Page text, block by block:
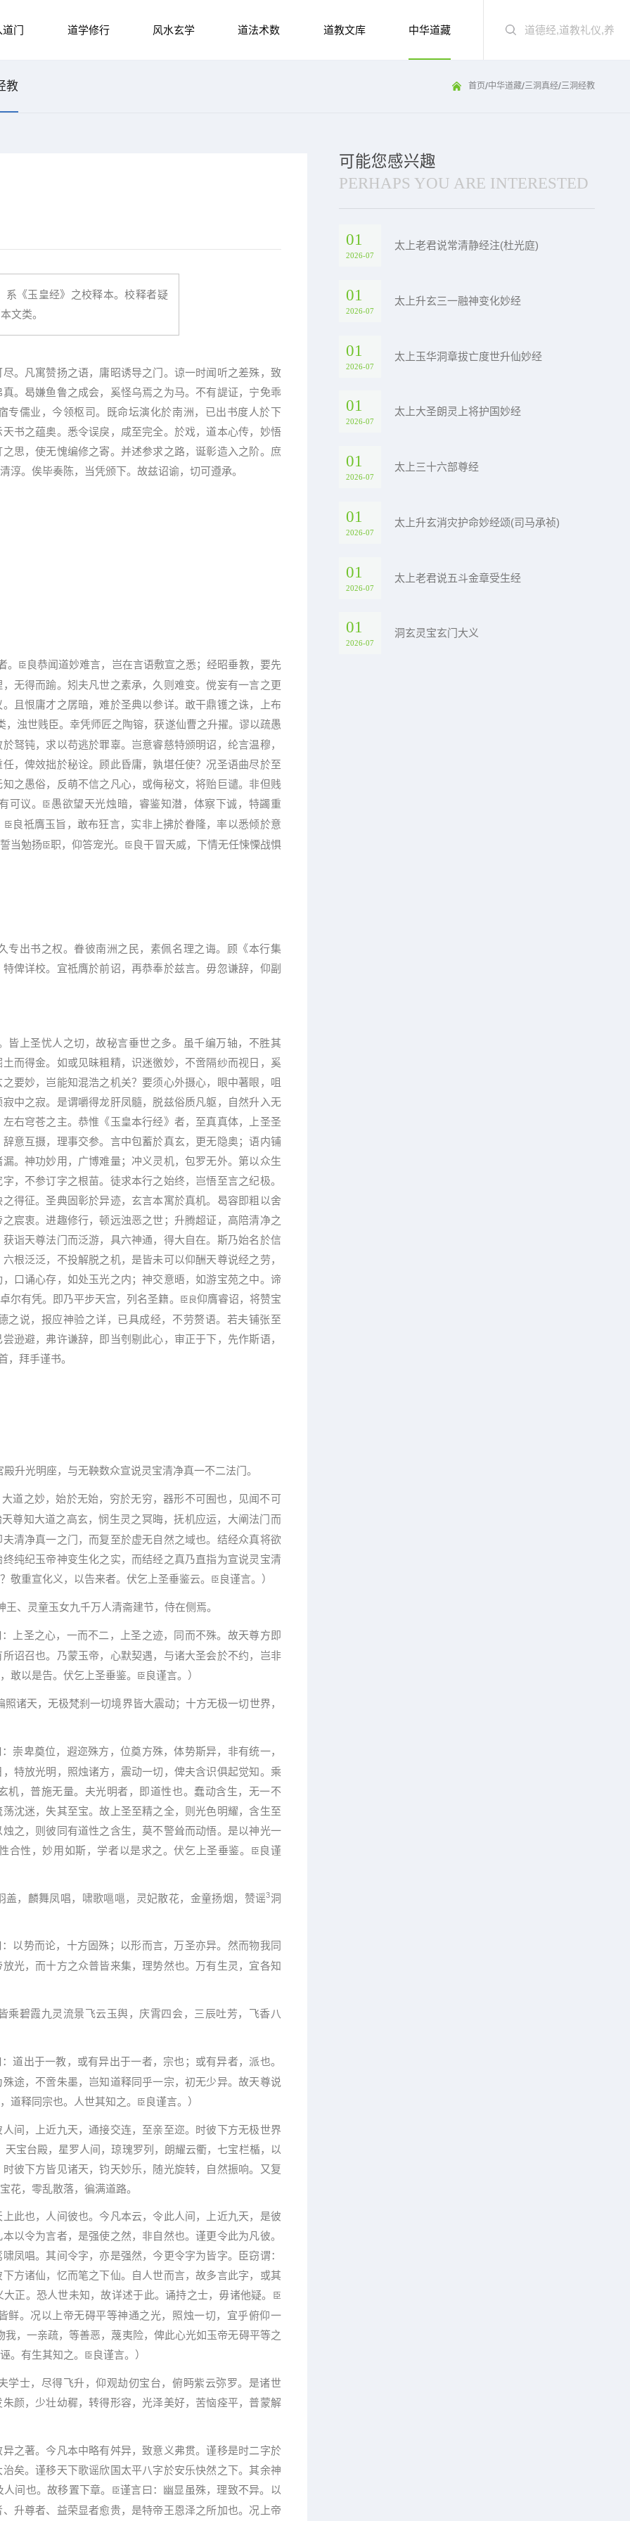
门 道学修行 风水玄学 道法术数 道教文库 中华道藏
教 首页/中华道藏/三洞真经/三洞经教
系《玉皇经》之校释本。校释者疑
文类。
。凡寓赞扬之语，庸昭诱导之门。谅一时闻听之差殊，致
。曷嫌鱼鲁之成会，奚怪乌焉之为马。不有諟证，宁免乖
专儒业，今领枢司。既命坛演化於南洲，已出书度人於下
书之蕴奥。悉令误戾，咸至完全。於戏，道本心传，妙悟
思，使无愧编修之寄。并述参求之路，诞彰造入之阶。庶
。俟毕奏陈，当凭颁下。故兹诏谕，切可遵承。
。 臣 良恭闻道妙难言，岂在言语敷宣之悉；经昭垂教，要先
无得而踰。矧夫凡世之素承，久则难变。傥妄有一言之更
且恨庸才之孱暗，难於圣典以参详。敢干鼎镬之诛，上布
，浊世贱臣。幸凭师匠之陶镕，获遂仙曹之升擢。谬以疏愚
驽钝，求以苟逃於罪辜。岂意睿慈特颁明诏，纶言温穆，
，俾效拙於秘诠。顾此昏庸，孰堪任使？况圣语曲尽於至
之愚俗，反萌不信之凡心，或侮秘文，将贻巨谴。非但贱
可议。
臣 愚欲望天光烛暗，睿鉴知潜，体察下诚，特蠲重
臣 良祗膺玉旨，敢布狂言，实非上拂於眷隆，率以悉倾於意
当勉扬 臣职，仰答宠光。 臣 良干冒天威，下情无任悚慄战惧
专出书之权。眷彼南洲之民，素佩名理之诲。顾《本行集
俾详校。宜祗膺於前诏，再恭奉於兹言。毋忽谦辞，仰副
皆上圣忧人之切，故秘言垂世之多。虽千编万轴，不胜其
而得金。如或见昧粗精，识迷徼妙，不啻隔纱而视日，奚
要妙，岂能知混浩之机关？要须心外摄心，眼中著眼，咀
中之寂。是谓嚼得龙肝凤髓，脱兹俗质凡躯，自然升入无
右穹苍之主。恭惟《玉皇本行经》者，至真真体，上圣圣
意互摄，理事交参。言中包蓄於真玄，更无隐奥；语内铺
。神功妙用，广博难量；冲义灵机，包罗无外。第以众生
，不参订字之根苗。徒求本行之始终，岂悟至言之纪极。
得征。圣典固彰於异迹，玄言本寓於真机。曷容即粗以舍
宸衷。进趣修行，顿远浊恶之世；升腾超证，高陪清净之
诣天尊法门而泛游，具六神通，得大自在。斯乃始名於信
根泛泛，不投解脱之机，是皆未可以仰酬天尊说经之劳，
口诵心存，如处玉光之内；神交意晤，如游宝苑之中。谛
尔有凭。即乃平步天宫，列名圣籍。
臣良仰膺睿诏，将赞宝
说，报应神验之详，已具成经，不劳赘语。若夫铺张至
逊避，弗许谦辞，即当刳剔此心，审正于下，先作斯语，
，拜手谨书。
升光明座，与无鞅数众宣说灵宝清净真一不二法门。
道之妙，始於无始，穷於无穷，器形不可囿也，见闻不可
尊知大道之高玄，悯生灵之冥晦，抚机应运，大阐法门而
清净真一之门，而复至於虚无自然之域也。结经众真将欲
纯纪玉帝神变生化之实，而结经之真乃直指为宣说灵宝清
敬重宣化义，以告来者。伏乞上圣垂鉴云。
臣 良谨言。）
王、灵童玉女九千万人清斋建节，侍在侧焉。
上圣之心，一而不二，上圣之迹，同而不殊。故天尊方即
诏召也。乃蒙玉帝，心默契遇，与诸大圣会於不约，岂非
敢以是告。伏乞上圣垂鉴。
臣 良谨言。）
诸天，无极梵刹一切境界皆大震动；十方无极一切世界，
崇卑奠位，遐迩殊方，位奠方殊，体势斯异，非有统一，
特放光明，照烛诸方，震动一切，俾夫含识俱起觉知。乘
，普施无量。夫光明者，即道性也。蠢动含生，无一不
沈迷，失其至宝。故上圣至精之全，则光色明耀，含生至
之，则彼同有道性之含生，莫不警耸而动悟。是以神光一
性，妙用如斯，学者以是求之。伏乞上圣垂鉴。
臣 良谨
，麟舞凤唱，啸歌嗈嗈，灵妃散花，金童扬烟，赞谣3洞
以势而论，十方固殊；以形而言，万圣亦异。然而物我同
光，而十方之众普皆来集，理势然也。万有生灵，宜各知
碧霞九灵流景飞云玉舆，庆霄四会，三辰吐芳，飞香八
道出于一教，或有异出于一者，宗也；或有异者，派也。
途，不啻朱墨，岂知道释同乎一宗，初无少异。故天尊说
道释同宗也。人世其知之。
臣 良谨言。）
间，上近九天，通接交连，至亲至迩。时彼下方无极世界
天宝台殿，星罗人间，琼瑰罗列，朗耀云衢，七宝栏楯，以
彼下方皆见诸天，钧天妙乐，随光旋转，自然振响。又复
花，零乱散落，徧满道路。
此也，人间彼也。今凡本云，令此人间，上近九天，是彼
以令为言者，是强使之然，非自然也。谨更令此为凡彼。
凤唱。其间令字，亦是强然，今更令字为皆字。臣窃谓：
方诸仙，忆而笔之下仙。自人世而言，故多言此字，或其
正。恐人世未知，故详述于此。诵持之士，毋诸他疑。
臣
鲜。况以上帝无碍平等神通之光，照烛一切，宜乎俯仰一
我，一亲疏，等善恶，蔑夷险，俾此心光如玉帝无碍平等之
。有生其知之。
臣 良谨言。）
学士，尽得飞升，仰观劫仞宝台，俯眄紫云弥罗。是诸世
颜，少壮幼穉，转得形容，光泽美好，苦恼痊平，普蒙解
之著。今凡本中略有舛异，致意义弗贯。谨移是时二字於
矣。谨移天下歌谣欣国太平八字於安乐快然之下。其余神
间也。故移置下章。
臣谨言曰：幽显虽殊，理致不异。以
升尊者、益荣显者愈贵，是特帝王恩泽之所加也。况上帝
可能您感兴趣
PERHAPS YOU ARE INTERESTED
01
2026-07
太上老君说常清静经注(杜光庭)
01
2026-07
太上升玄三一融神变化妙经
01
2026-07
太上玉华洞章拔亡度世升仙妙经
01
2026-07
太上大圣朗灵上将护国妙经
01
2026-07
太上三十六部尊经
01
2026-07
太上升玄消灾护命妙经颂(司马承祯)
01
2026-07
太上老君说五斗金章受生经
01
2026-07
洞玄灵宝玄门大义